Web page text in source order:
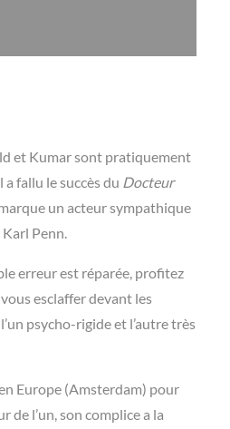
et Kumar sont pratiquement
fallu le succès du Docteur
un acteur sympathique
Penn.
erreur est réparée, profitez
esclaffer devant les
psycho-rigide et l’autre très
Europe (Amsterdam) pour
de l’un, son complice a la